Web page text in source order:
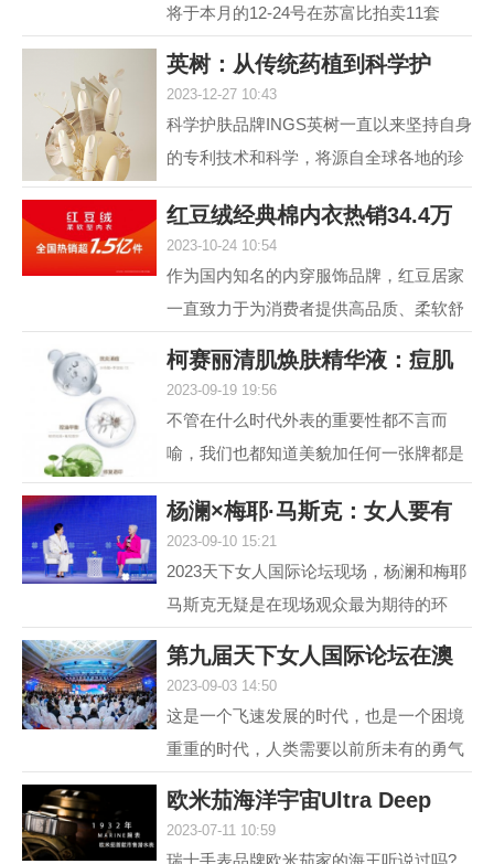
将于本月的12-24号在苏富比拍卖11套
腕表手提箱套装。但是截...
英树：从传统药植到科学护
2023-12-27 10:43
科学护肤品牌INGS英树一直以来坚持自身
的专利技术和科学，将源自全球各地的珍
贵自然原料，转化为安全高效的护肤配
方，不断解锁肌肤自身...
红豆绒经典棉内衣热销34.4万
2023-10-24 10:54
作为国内知名的内穿服饰品牌，红豆居家
一直致力于为消费者提供高品质、柔软舒
作为红豆居家的核心...
柯赛丽清肌焕肤精华液：痘肌
2023-09-19 19:56
不管在什么时代外表的重要性都不言而
喻，我们也都知道美貌加任何一张牌都是
王炸，但很多人却因为脸上的痘痘或痘印
而封印了颜值，在变美...
杨澜×梅耶·马斯克：女人要有
2023-09-10 15:21
2023天下女人国际论坛现场，杨澜和梅耶
马斯克无疑是在现场观众最为期待的环
传奇人生的优秀女性，...
第九届天下女人国际论坛在澳
2023-09-03 14:50
这是一个飞速发展的时代，也是一个困境
重重的时代，人类需要以前所未有的勇气
不可或缺的组成部分...
欧米茄海洋宇宙Ultra Deep
2023-07-11 10:59
瑞士手表品牌欧米茄家的海王听说过吗?